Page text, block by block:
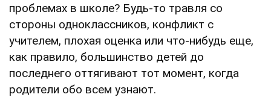
проблемах в школе? Будь-то травля со
стороны одноклассников, конфликт с
учителем, плохая оценка или что-нибудь еще,
как правило, большинство детей до
последнего оттягивают тот момент, когда
родители обо всем узнают.